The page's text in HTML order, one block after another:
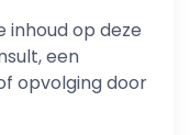
inhoud op deze
een
opvolging door